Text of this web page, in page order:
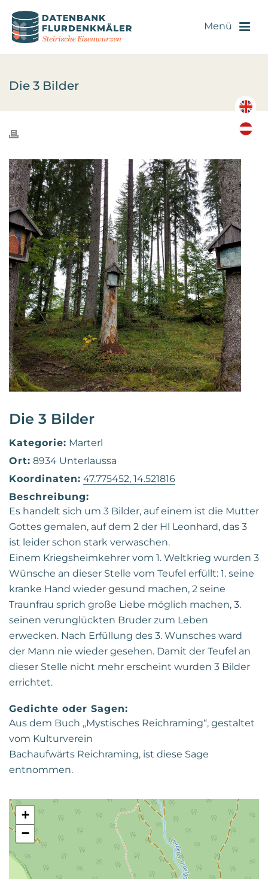
Die 3 Bilder
Die 3 Bilder
Kategorie: Marterl
Ort: 8934 Unterlaussa
Koordinaten: 47.775452, 14.521816
Beschreibung:
Es handelt sich um 3 Bilder, auf einem ist die Mutter
Gottes gemalen, auf dem 2 der Hl Leonhard, das 3
ist leider schon stark verwaschen.
Einem Kriegsheimkehrer vom 1. Weltkrieg wurden 3
Wünsche an dieser Stelle vom Teufel erfüllt: 1. seine
kranke Hand wieder gesund machen, 2 seine
Traunfrau sprich große Liebe möglich machen, 3.
seinen verunglückten Bruder zum Leben
erwecken. Nach Erfüllung des 3. Wunsches ward
der Mann nie wieder gesehen. Damit der Teufel an
dieser Stelle nicht mehr erscheint wurden 3 Bilder
errichtet.
Gedichte oder Sagen:
Aus dem Buch „Mystisches Reichraming“, gestaltet
vom Kulturverein
Bachaufwärts Reichraming, ist diese Sage
entnommen.
+
−